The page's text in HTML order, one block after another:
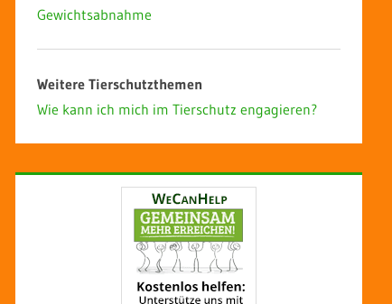
Gewichtsabnahme
Weitere Tierschutzthemen
Wie kann ich mich im Tierschutz engagieren?